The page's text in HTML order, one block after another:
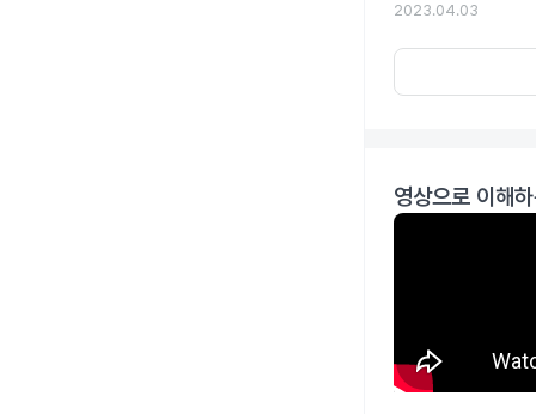
2023.04.03
영상으로 이해